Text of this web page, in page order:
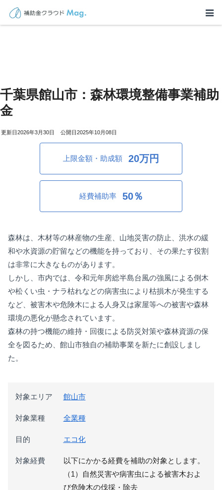
千葉県館山市：森林環境整備事業補助
金
2026年3月30日 2025年10月08日
上限金額・助成額 20万円
経費補助率 50％
森林は、木材等の林産物の生産、山地災害の防止、洪水の緩
和や水資源の貯留などの機能を持っており、その果たす役割
は非常に大きなものがあります。
しかし、市内では、令和元年房総半島台風の強風による倒木
や松くい虫・ナラ枯れなどの病害虫により枯損木が発生する
など、被害木や危険木による人身又は家屋等への被害や森林
環境の悪化が懸念されています。
森林の持つ機能の維持・回復による防災対策や森林資源の保
全を図るため、館山市独自の補助事業を新たに創設しまし
た。
対象エリア 館山市
対象業種 全業種
目的 エコ化
対象経費
以下にかかる経費を補助の対象とします。
（1）自然災害や病害虫による被害木およ
び危険木の伐採・除去